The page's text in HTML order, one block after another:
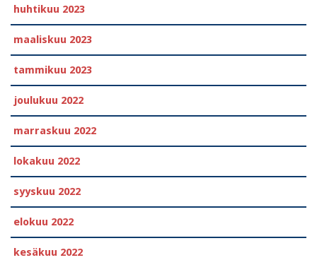
huhtikuu 2023
maaliskuu 2023
tammikuu 2023
joulukuu 2022
marraskuu 2022
lokakuu 2022
syyskuu 2022
elokuu 2022
kesäkuu 2022